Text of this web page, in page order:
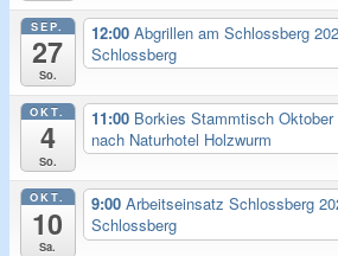
SEP.
27
So.
12:00 Abgrillen am Schlossberg
Schlossberg
OKT.
4
So.
11:00 Borkies Stammtisch Oktober
nach Naturhotel Holzwurm
OKT.
10
Sa.
9:00 Arbeitseinsatz Schlossberg
Schlossberg